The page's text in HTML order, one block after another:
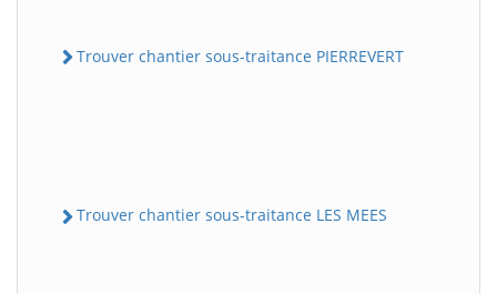
Trouver chantier sous-traitance PIERREVERT
Trouver chantier sous-traitance LES MEES